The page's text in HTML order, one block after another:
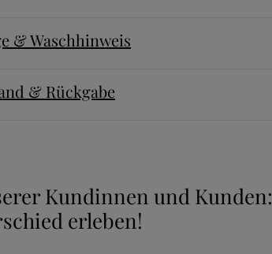
& Waschhinweis
& Rückgabe
Kundinnen und Kunden:
erleben!